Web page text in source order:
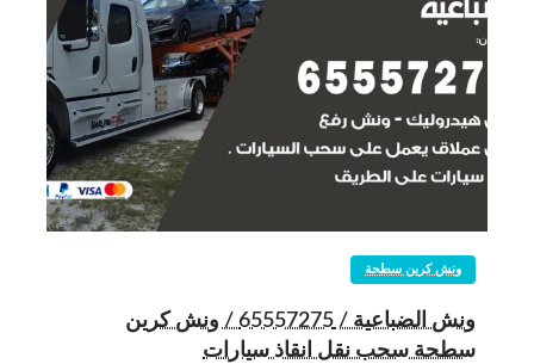
ونش كرين سطحة
ونش الضباعية / 65557275 / ونش كرين
سطحة سحب نقل انقاذ سيارات